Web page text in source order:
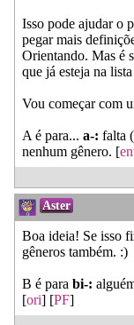
Isso pode ajudar o
pegar mais
Orientando. Mas é
que já esteja na
Vou começar com
A é para... a-: falta
nenhum gênero. [
Aster
Boa ideia! Se isso
gêneros também. :)
B é para bi-:
[ori] [PF]